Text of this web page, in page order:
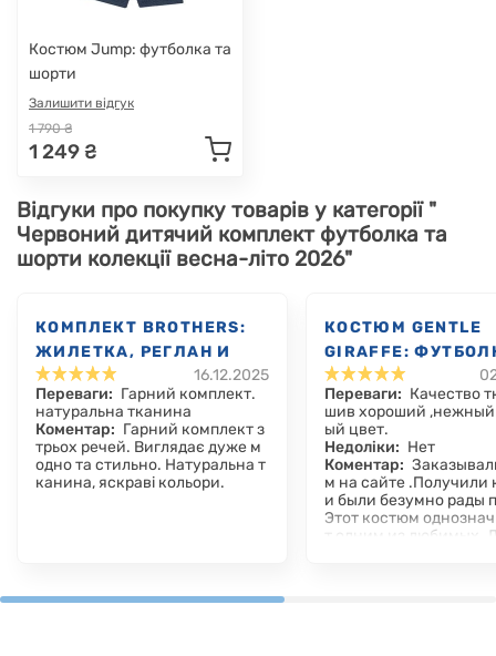
Костюм Jump: футболка та
шорти
Залишити відгук
1 790 ₴
1 249 ₴
Відгуки про покупку товарів у категорії "
Червоний дитячий комплект футболка та
шорти колекції весна-літо 2026"
КОМПЛЕКТ BROTHERS:
ЖИЛЕТКА, РЕГЛАН И
БРЮКИ
16.12.2025
Переваги: Гарний комплект.
натуральна тканина
Коментар: Гарний комплект з
трьох речей. Виглядає дуже м
одно та стильно. Натуральна т
канина, яскраві кольори.
КОСТЮМ GENTLE
GIRAFFE:
ШОРТЫ
Переваги: Качество
шив хороший ,нежный
ый цвет.
Недоліки: Нет
Коментар:
м на сайте .Получили
и были безумно рады
Этот костюм
т одним из любимых.